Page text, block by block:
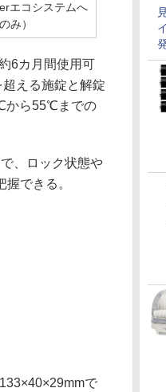
エコシステムへ
み）
6カ月間使用可
える施錠と解錠
から55℃までの
、ロック状態や
できる。
で